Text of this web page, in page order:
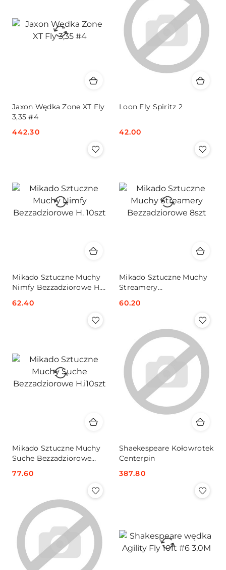
Jaxon Wędka Zone XT Fly
3,35 #4
Cena:
442.30
Loon Fly Spiritz 2
Cena:
42.00
Mikado Sztuczne Muchy
Nimfy Bezzadziorowe H.
Cena:
62.40
Mikado Sztuczne Muchy
Streamery
Cena:
60.20
Mikado Sztuczne Muchy
Suche Bezzadziorowe
Cena:
77.60
Shaekespeare Kołowrotek
Centerpin
Cena:
387.80